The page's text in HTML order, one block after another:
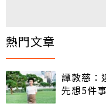
熱門文章
譚敦慈：
先想5件事